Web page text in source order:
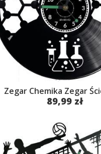
Zegar Chemika Zegar
89,99 zł